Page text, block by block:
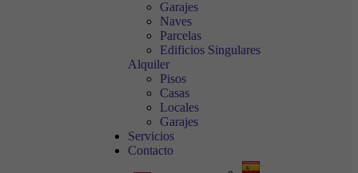
Garajes
Naves
Parcelas
Edificios Singulares
Alquiler
Pisos
Casas
Locales
Garajes
Servicios
Contacto